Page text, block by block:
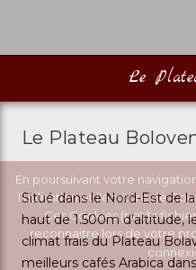
Le
Le Plateau
Situé dans le Nord-Est de
haut de 1.500m d’altitude,
climat frais du Plateau
meilleurs cafés Arabica
En poursuivant votre
l’utilisation et l'écriture de
Ces Cookies (petits
reconnaitre lors de votre